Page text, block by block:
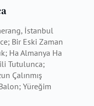
İstanbul
Bir Eski Zaman
Ha Almanya Ha
Tutulunca;
Çalınmış
Yüreğim